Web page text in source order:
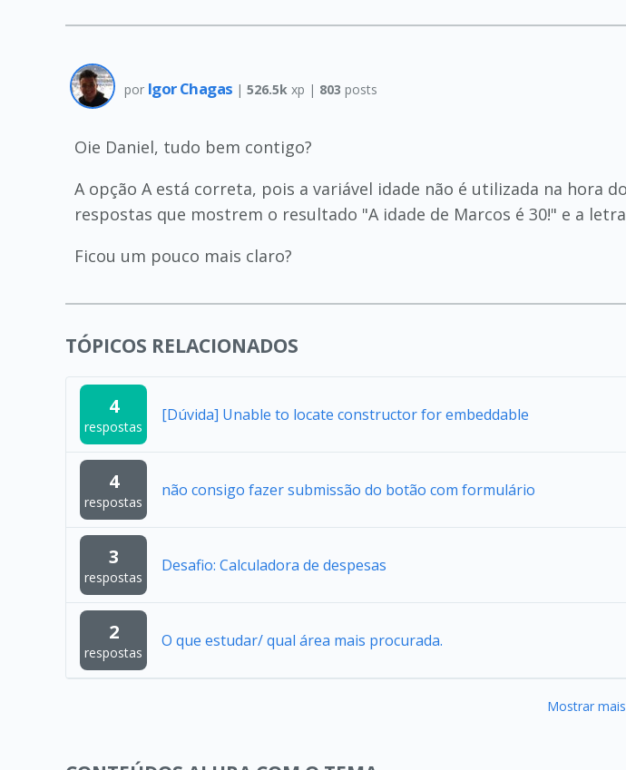
por Igor Chagas | 526.5kxp | 803 posts
Oie Daniel, tudo bem contigo?
A opção A está correta, pois a variável idade não é utilizada na hora
respostas que mostrem o resultado "A idade de Marcos é 30!" e a
Ficou um pouco mais claro?
TÓPICOS RELACIONADOS
4
respostas
[Dúvida] Unable to locate constructor for embeddable
4
respostas
não consigo fazer submissão do botão com formulário
3
respostas
Desafio: Calculadora de despesas
2
respostas
O que estudar/ qual área mais procurada.
Mostrar